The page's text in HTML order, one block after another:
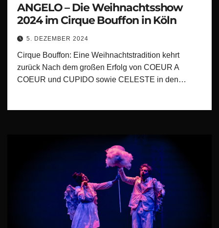
ANGELO – Die Weihnachtsshow
2024 im Cirque Bouffon in Köln
5. DEZEMBER 2024
Cirque Bouffon: Eine Weihnachtstradition kehrt
zurück Nach dem großen Erfolg von COEUR A
COEUR und CUPIDO sowie CELESTE in den…